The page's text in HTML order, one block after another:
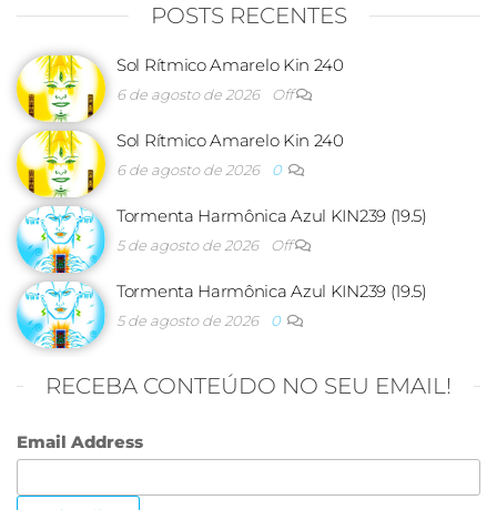
POSTS RECENTES
Sol Rítmico Amarelo Kin 240
6 de agosto de 2026 Off
Sol Rítmico Amarelo Kin 240
6 de agosto de 2026 0
Tormenta Harmônica Azul KIN239 (19.5)
5 de agosto de 2026 Off
Tormenta Harmônica Azul KIN239 (19.5)
5 de agosto de 2026 0
RECEBA CONTEÚDO NO SEU EMAIL!
Email Address